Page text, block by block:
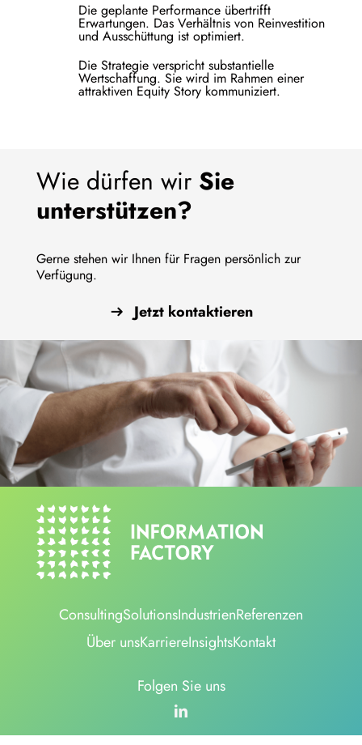
Die geplante Performance übertrifft
Erwartungen. Das Verhältnis von Reinvestition
und Ausschüttung ist optimiert.
Die Strategie verspricht substantielle
Wertschaffung. Sie wird im Rahmen einer
attraktiven Equity Story kommuniziert.
Wie dürfen wirSie
unterstützen?
Gerne stehen wir Ihnen für Fragen persönlich zur
Verfügung.
Jetzt kontaktieren
ConsultingSolutionsIndustrienReferenzen
Über unsKarriereInsightsKontakt
Folgen Sie uns